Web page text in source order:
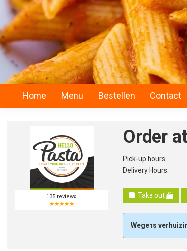
Home Menu Bestellen Contact
135 reviews
★★★★★
Order
Pick-up hours:
Delivery Hours:
Take out
Wegens